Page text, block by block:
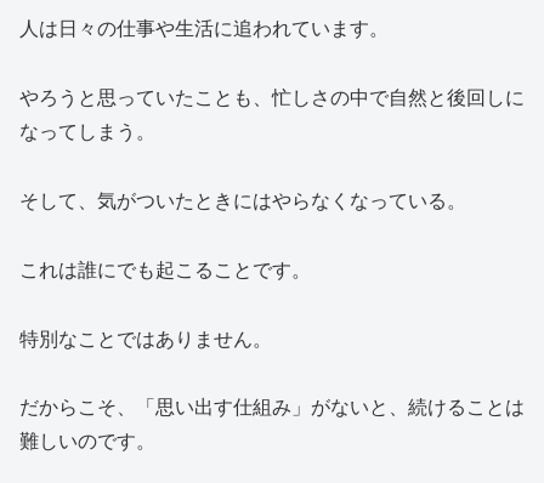
人は日々の仕事や生活に追われています。
やろうと思っていたことも、忙しさの中で自然と後回しに
なってしまう。
そして、気がついたときにはやらなくなっている。
これは誰にでも起こることです。
特別なことではありません。
だからこそ、「思い出す仕組み」がないと、続けることは
難しいのです。